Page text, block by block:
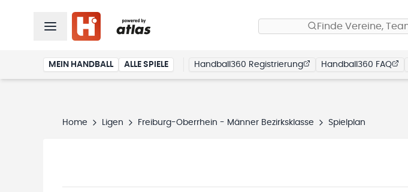
Finde Vereine,
MEIN HANDBALL ALLE SPIELE Handball360 Registrierung Handball360 FAQ
Home Ligen Freiburg-Oberrhein - Männer Bezirksklasse Spielplan